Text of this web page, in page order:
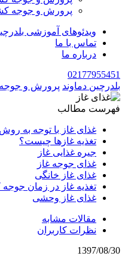
پرورش و جوجه
ویدئوهای آموزشی
تماس با ما
درباره ما
02177955451
بلدرچین دماوند پرورش و
فهرست مطالب
غذای غاز با توجه به
تغذیه غازها چیست؟
جیره غذایی غاز
غذای جوجه غاز
غذای غاز خانگی
تغذیه غاز در زمان
غذای غاز وحشی
مقالات مشابه
نظرات کاربران
1397/08/30